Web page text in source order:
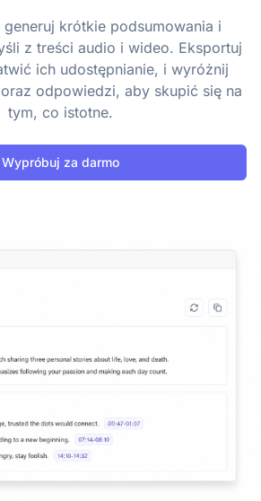
krótkie podsumowania i
z treści audio i wideo. Eksportuj
ich udostępnianie, i wyróżnij
odpowiedzi, aby skupić się na
tym, co istotne.
Wypróbuj za darmo